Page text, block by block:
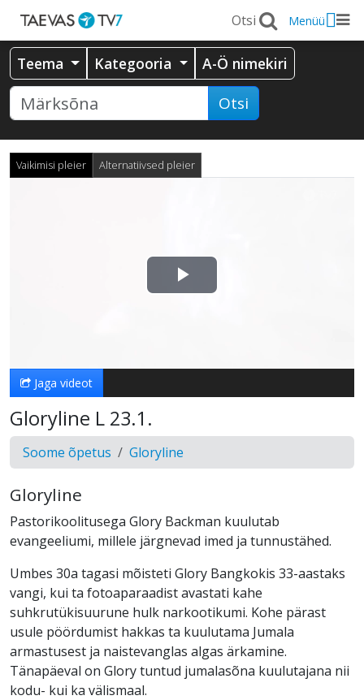
Menüü
Teema Kategooria A-Ö nimekiri
Otsi
Vaikimisi pleier Alternatiivsed pleier
Esita
Jaga videot
Gloryline L 23.1.
Soome õpetus Gloryline
Gloryline
Pastorikoolitusega Glory Backman kuulutab
evangeeliumi, millele järgnevad imed ja tunnustähed.
Umbes 30a tagasi mõisteti Glory Bangkokis 33-aastaks
vangi, kui ta fotoaparaadist avastati kahe
suhkrutükisuurune hulk narkootikumi. Kohe pärast
usule pöördumist hakkas ta kuulutama Jumala
armastusest ja naistevanglas algas ärkamine.
Tänapäeval on Glory tuntud jumalasõna kuulutajana nii
kodu- kui ka välismaal.